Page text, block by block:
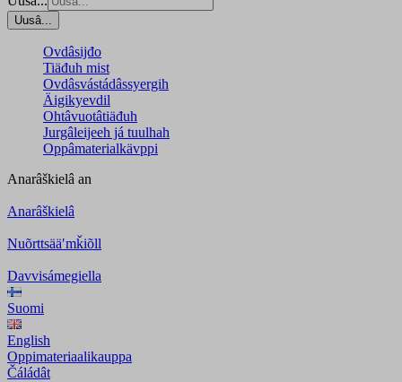
Uusâ...
Ovdâsijđo
Tiäđuh mist
Ovdâsvástádâssyergih
Äigikyevdil
Ohtâvuotâtiäđuh
Jurgâleijeeh já tuulhah
Oppâmaterialkävppi
Anarâškielâ an
Anarâškielâ
Nuõrttsääʹmǩiõll
Davvisámegiella
Suomi
English
Oppimateriaalikauppa
Čáládât